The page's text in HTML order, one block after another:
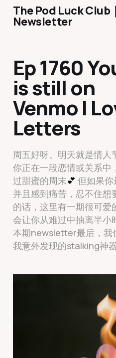
The Pod Luck Club
Newsletter
Ep 1760
is still on
Venmo |
Letters
周五好呀。明天就是情人
你正在一段恋情或关系中
过甜蜜的周末💕 但如果
并且感到痛苦，忍不住想
的话，这里有一期很可爱
会让你从难过中抽离半小
本期newsletter最后，我
我意外发现的stalking神